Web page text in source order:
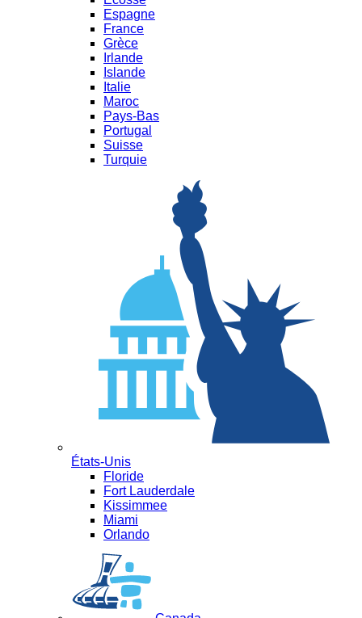
Espagne
France
Grèce
Irlande
Islande
Italie
Maroc
Pays-Bas
Portugal
Suisse
Turquie
États-Unis
Floride
Fort Lauderdale
Kissimmee
Miami
Orlando